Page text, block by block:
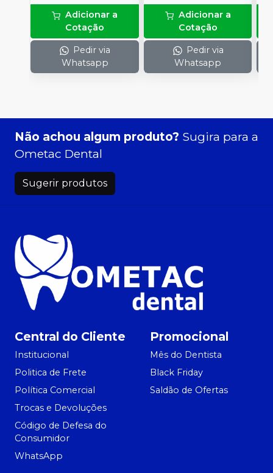
Adicionar a
Cotação
Pedir via
Whatsapp
Adicionar a
Cotação
Pedir via
Whatsapp
Não achou algum produto? Sugira para a
Ometac Dental
Sugerir produtos
Central do Cliente
Institucional
Politica de Frete
Política Comercial
Trocas e Devoluções
Código de Defesa do
Consumidor
WhatsApp
Promocional
Mês do Dentista
Black Friday
Saldão de Ofertas